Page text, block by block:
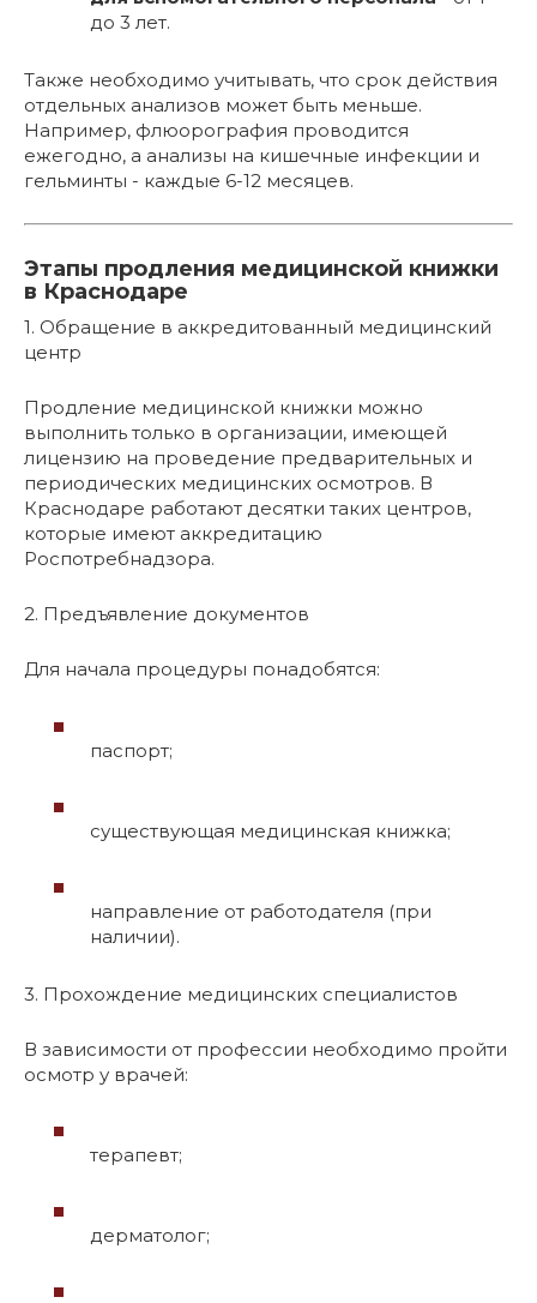
до 3 лет.
Также необходимо учитывать, что срок действия
отдельных анализов может быть меньше.
Например, флюорография проводится
ежегодно, а анализы на кишечные инфекции и
гельминты - каждые 6-12 месяцев.
Этапы продления медицинской книжки
в Краснодаре
1. Обращение в аккредитованный медицинский
центр
Продление медицинской книжки можно
выполнить только в организации, имеющей
лицензию на проведение предварительных и
периодических медицинских осмотров. В
Краснодаре работают десятки таких центров,
которые имеют аккредитацию
Роспотребнадзора.
2. Предъявление документов
Для начала процедуры понадобятся:
паспорт;
существующая медицинская книжка;
направление от работодателя (при
наличии).
3. Прохождение медицинских специалистов
В зависимости от профессии необходимо пройти
осмотр у врачей:
терапевт;
дерматолог;